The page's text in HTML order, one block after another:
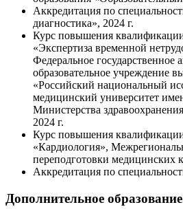
Аккредитация по
диагностика», 2024 г.
Курс повышения
«Экспертиза временной
Федеральное государственное
образовательное учреждение
«Российский национальный
медицинский университет
Министерства
2024 г.
Курс повышения
«Кардиология»,
переподготовки медицинских
Аккредитация по
Дополнительное